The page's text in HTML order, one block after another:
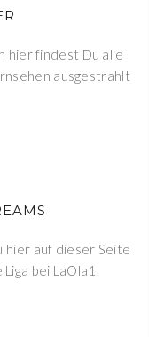
hier findest Du alle
ausgestrahlt
hier auf dieser Seite
bei LaOla1.